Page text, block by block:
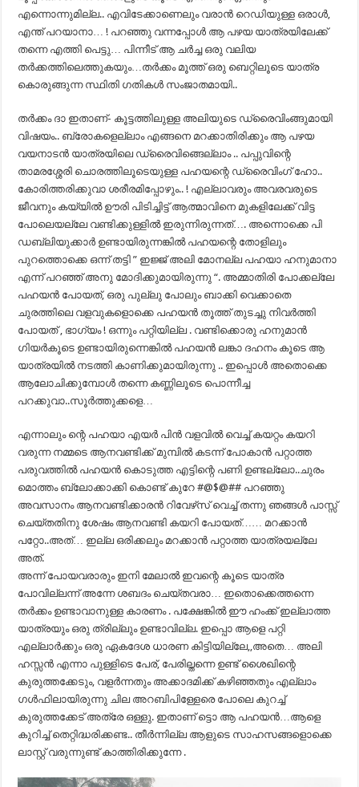
എന്നൊന്നുമില്ല.. എവിടേക്കാണെലും വരാൻ റെഡിയുള്ള ഒരാൾ,
എന്ത് പറയാനാ… ! പറഞ്ഞു വന്നപ്പോൾ ആ പഴയ യാത്രയിലേക്ക്
തന്നെ എത്തി പെട്ടു… പിന്നീട് ആ ചർച്ച ഒരു വലിയ
തർക്കത്തിലെത്തുകയും…തർക്കം മൂത്ത് ഒരു ബെറ്റിലൂടെ യാത്ര
കൊരുങ്ങുന്ന സ്ഥിതി ഗതികൾ സംജാതമായി..
തർക്കം ദാ ഇതാണ്- കൂട്ടത്തിലുള്ള അലിയുടെ ഡ്രൈവിംങ്ങുമായി
വിഷയം.. ബ്രോകളെല്ലാം എങ്ങനെ മറക്കാതിരിക്കും ആ പഴയ
വയനാടൻ യാത്രയിലെ ഡ്രൈവിങ്ങെല്ലാം .. പപ്പുവിന്റെ
താമരശ്ശേരി ചൊരത്തിലൂടെയുള്ള പഹയന്റെ ഡ്രൈവിംഗ് ഹോ..
കോരിത്തരിക്കുവാ ശരീരമിപ്പോഴും.. ! എല്ലാവരും അവരവരുടെ
ജീവനും കയ്യിൽ ഊരി പിടിച്ചിട്ട് ആത്മാവിനെ മുകളിലേക്ക് വിട്ട
പോലെയല്ലേ വണ്ടിക്കുള്ളിൽ ഇരുന്നിരുന്നത്…. അന്നൊക്കെ പി
ഡബ്ലിയുക്കാർ ഉണ്ടായിരുന്നങ്കിൽ പഹയന്റെ തോളിലും
പുറത്തൊക്കെ ഒന്ന് തട്ടി ” ഇജ്ജ് അലി മോനല്ല പഹയാ ഹനുമാനാ
എന്ന് പറഞ്ഞ് അനു മോദിക്കുമായിരുന്നു “. അമ്മാതിരി പോക്കല്ലേ
പഹയൻ പോയത്, ഒരു പുല്ലു പോലും ബാക്കി വെക്കാതെ
ചുരത്തിലെ വളവുകളൊക്കെ പഹയൻ തൂത്ത് തുടച്ചു നിവർത്തി
പോയത് , ഭാഗ്യം ! ഒന്നും പറ്റിയില്ല . വണ്ടിക്കൊരു ഹനുമാൻ
ഗിയർകൂടെ ഉണ്ടായിരുന്നെങ്കിൽ പഹയൻ ലങ്കാ ദഹനം കൂടെ ആ
യാത്രയിൽ നടത്തി കാണിക്കുമായിരുന്നു .. ഇപ്പൊൾ അതൊക്കെ
ആലോചിക്കുമ്പോൾ തന്നെ കണ്ണിലൂടെ പൊന്നീച്ച
പറക്കുവാ..സൂർത്തുക്കളെ…
എന്നാലും ന്റെ പഹയാ എയർ പിൻ വളവിൽ വെച്ച് കയറ്റം കയറി
വരുന്ന നമ്മടെ ആനവണ്ടിക്ക് മുമ്പിൽ കടന്ന് പോകാൻ പറ്റാത്ത
പരുവത്തിൽ പഹയൻ കൊടുത്ത എട്ടിന്റെ പണി ഉണ്ടല്ലോ..ചുരം
മൊത്തം ബ്ലോക്കാക്കി കൊണ്ട് കുറേ #@$@## പറഞ്ഞു
അവസാനം ആനവണ്ടിക്കാരൻ റിവേഴ്‌സ് വെച്ച് തന്നു ഞങ്ങൾ പാസ്സ്
ചെയ്തതിനു ശേഷം ആനവണ്ടി കയറി പോയത്…… മറക്കാൻ
പറ്റോ..അത്… ഇല്ല ഒരിക്കലും മറക്കാൻ പറ്റാത്ത യാത്രയല്ലേ
അത്.
അന്ന് പോയവരാരും ഇനി മേലാൽ ഇവന്റെ കൂടെ യാത്ര
പോവില്ലന്ന് അന്നേ ശബദം ചെയ്തവരാ… ഇതൊക്കെത്തന്നെ
തർക്കം ഉണ്ടാവാനുള്ള കാരണം . പക്ഷേങ്കിൽ ഈ ഹംക്ക് ഇല്ലാത്ത
യാത്രയും ഒരു ത്രില്ലും ഉണ്ടാവില്ല. ഇപ്പൊ ആളെ പറ്റി
എല്ലാർക്കും ഒരു ഏകദേശ ധാരണ കിട്ടിയില്ലേ,,അതെ… അലി
ഹസ്സൻ എന്നാ പുള്ളിടെ പേര്, പേരില്തന്നെ ഉണ്ട് ശൈഖിന്റെ
കുരുത്തക്കേടും, വളർന്നതും അക്കാദമിക്ക് കഴിഞ്ഞതും എല്ലാം
ഗൾഫിലായിരുന്നു ചില അറബിപിള്ളേരെ പോലെ കുറച്ച്
കുരുത്തക്കേട് അത്രേ ഒള്ളു. ഇതാണ് ട്ടൊ ആ പഹയൻ…ആളെ
കുറിച്ച് തെറ്റിദ്ധരിക്കണ്ട.. തീർന്നില്ല ആളുടെ സാഹസങ്ങളൊക്കെ
ലാസ്റ്റ് വരുന്നുണ്ട് കാത്തിരിക്കുന്നേ .